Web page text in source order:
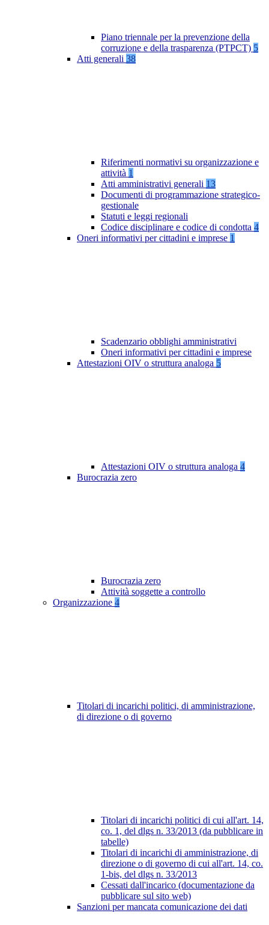
Piano triennale per la prevenzione della
corruzione e della trasparenza (PTPCT) 5
Atti generali 38
Riferimenti normativi su organizzazione e
attività 1
Atti amministrativi generali 13
Documenti di programmazione strategico-
gestionale
Statuti e leggi regionali
Codice disciplinare e codice di condotta 4
Oneri informativi per cittadini e imprese 1
Scadenzario obblighi amministrativi
Oneri informativi per cittadini e imprese
Attestazioni OIV o struttura analoga 5
Attestazioni OIV o struttura analoga 4
Burocrazia zero
Burocrazia zero
Attività soggette a controllo
Organizzazione 4
Titolari di incarichi politici, di amministrazione,
di direzione o di governo
Titolari di incarichi politici di cui all'art. 14,
co. 1, del dlgs n. 33/2013 (da pubblicare in
tabelle)
Titolari di incarichi di amministrazione, di
direzione o di governo di cui all'art. 14, co.
1-bis, del dlgs n. 33/2013
Cessati dall'incarico (documentazione da
pubblicare sul sito web)
Sanzioni per mancata comunicazione dei dati